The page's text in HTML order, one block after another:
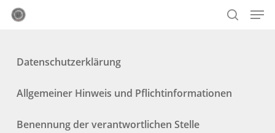
Skip
contentDatenschutzerklärung
Allgemeiner Hinweis und Pflichtinformationen
Benennung der verantwortlichen Stelle
Menu